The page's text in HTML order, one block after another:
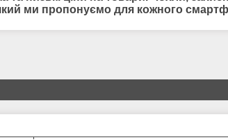
ми пропонуємо для кожного